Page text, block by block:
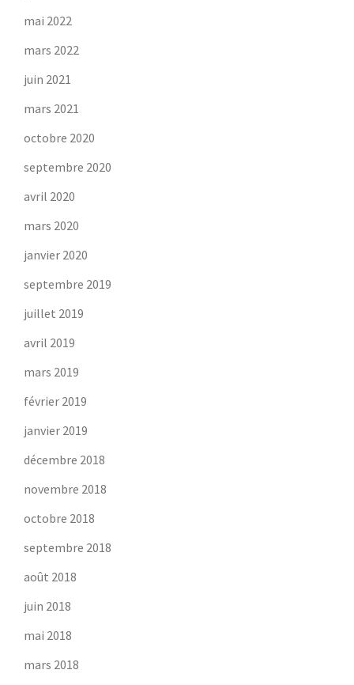
mai 2022
mars 2022
juin 2021
mars 2021
octobre 2020
septembre 2020
avril 2020
mars 2020
janvier 2020
septembre 2019
juillet 2019
avril 2019
mars 2019
février 2019
janvier 2019
décembre 2018
novembre 2018
octobre 2018
septembre 2018
août 2018
juin 2018
mai 2018
mars 2018